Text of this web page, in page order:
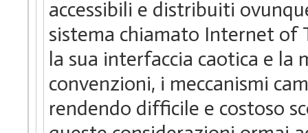
accessibili e distribuiti
sistema chiamato Internet of
la sua interfaccia caotica e la
convenzioni, i meccanismi
rendendo difficile e costoso